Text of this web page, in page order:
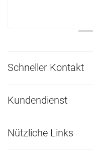
Schneller Kontakt
Kundendienst
Nützliche Links